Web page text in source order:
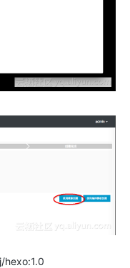
hexo:1.0